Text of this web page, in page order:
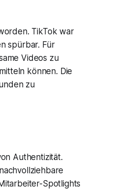
TikTok war
spürbar. Für
Videos zu
können. Die
zu
Authentizität.
Spotlights